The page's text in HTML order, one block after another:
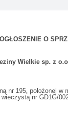
OGŁOSZENIE O
Wielkie sp. z
nr 195,
nr GD1G/